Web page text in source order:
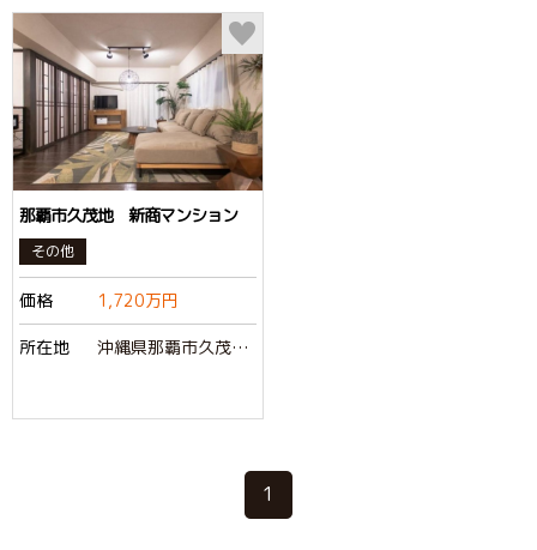
那覇市久茂地 新商マンション
その他
価格 1,720万円
所在地 沖縄県那覇市久茂地2丁目
1